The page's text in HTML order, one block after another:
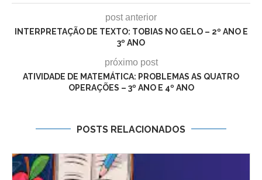
post anterior
INTERPRETAÇÃO DE TEXTO: TOBIAS NO GELO – 2º ANO E
3º ANO
próximo post
ATIVIDADE DE MATEMÁTICA: PROBLEMAS AS QUATRO
OPERAÇÕES – 3º ANO E 4º ANO
POSTS RELACIONADOS